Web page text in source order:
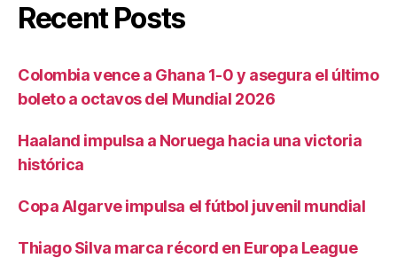
Recent Posts
Colombia vence a Ghana 1-0 y asegura el último
boleto a octavos del Mundial 2026
Haaland impulsa a Noruega hacia una victoria
histórica
Copa Algarve impulsa el fútbol juvenil mundial
Thiago Silva marca récord en Europa League